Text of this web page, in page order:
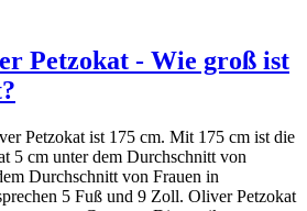
Petzokat - Wie groß ist
Petzokat ist 175 cm. Mit 175 cm ist die
5 cm unter dem Durchschnitt von
Durchschnitt von Frauen in
5 Fuß und 9 Zoll. Oliver Petzokat